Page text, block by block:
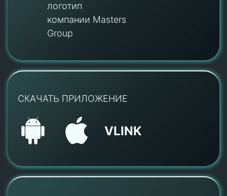
логотип
компании Masters
Group
СКАЧАТЬ ПРИЛОЖЕНИЕ
VLINK